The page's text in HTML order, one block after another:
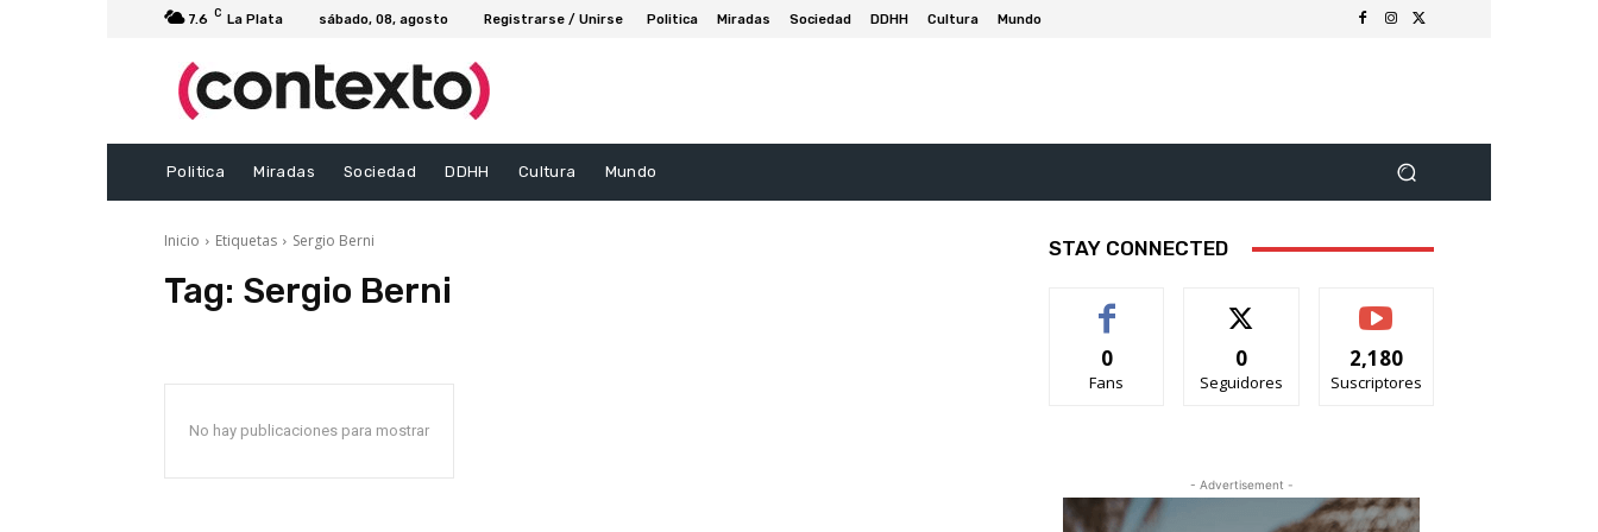
7.6 C La Plata sábado, 08, agosto Registrarse / Unirse Politica Miradas Sociedad DDHH Cultura Mundo
Politica Miradas Sociedad DDHH Cultura Mundo
Inicio Etiquetas Sergio Berni
Tag: Sergio Berni
No hay publicaciones para mostrar
STAY CONNECTED
0
Fans
0
Seguidores
2,180
Suscriptores
- Advertisement -